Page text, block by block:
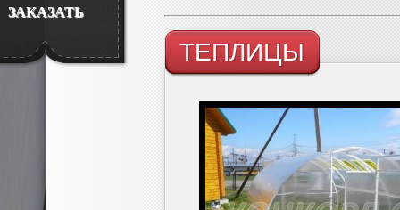
ЗАКАЗАТЬ
ТЕПЛИЦЫ